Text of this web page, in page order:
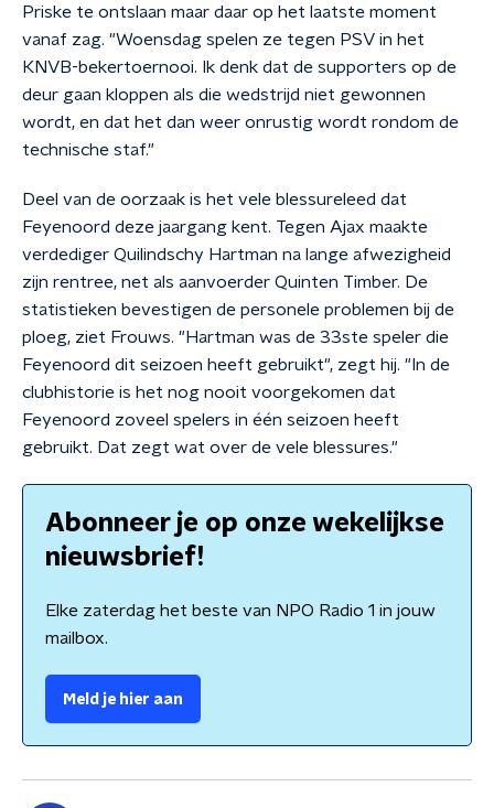
Priske te ontslaan maar daar op het laatste moment
vanaf zag. "Woensdag spelen ze tegen PSV in het
KNVB-bekertoernooi. Ik denk dat de supporters op de
deur gaan kloppen als die wedstrijd niet gewonnen
wordt, en dat het dan weer onrustig wordt rondom de
technische staf."
Deel van de oorzaak is het vele blessureleed dat
Feyenoord deze jaargang kent. Tegen Ajax maakte
verdediger Quilindschy Hartman na lange afwezigheid
zijn rentree, net als aanvoerder Quinten Timber. De
statistieken bevestigen de personele problemen bij de
ploeg, ziet Frouws. "Hartman was de 33ste speler die
Feyenoord dit seizoen heeft gebruikt", zegt hij. "In de
clubhistorie is het nog nooit voorgekomen dat
Feyenoord zoveel spelers in één seizoen heeft
gebruikt. Dat zegt wat over de vele blessures."
Abonneer je op onze wekelijkse
nieuwsbrief!
Elke zaterdag het beste van NPO Radio 1 in jouw
mailbox.
Meld je hier aan